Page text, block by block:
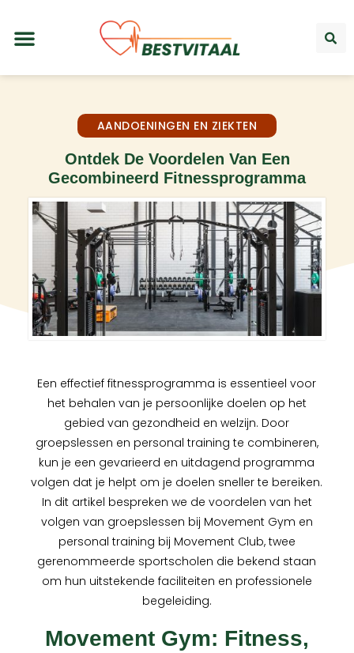
AANDOENINGEN EN ZIEKTEN
Ontdek De Voordelen Van Een
Gecombineerd Fitnessprogramma
Een effectief fitnessprogramma is essentieel voor
het behalen van je persoonlijke doelen op het
gebied van gezondheid en welzijn. Door
groepslessen en personal training te combineren,
kun je een gevarieerd en uitdagend programma
volgen dat je helpt om je doelen sneller te bereiken.
In dit artikel bespreken we de voordelen van het
volgen van groepslessen bij Movement Gym en
personal training bij Movement Club, twee
gerenommeerde sportscholen die bekend staan
om hun uitstekende faciliteiten en professionele
begeleiding.
Movement Gym: Fitness,